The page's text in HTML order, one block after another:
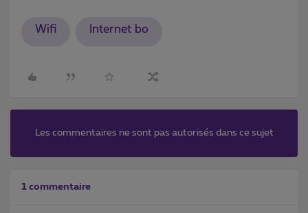
Wifi Internet bo
Les commentaires ne sont pas autorisés dans ce sujet
1 commentaire